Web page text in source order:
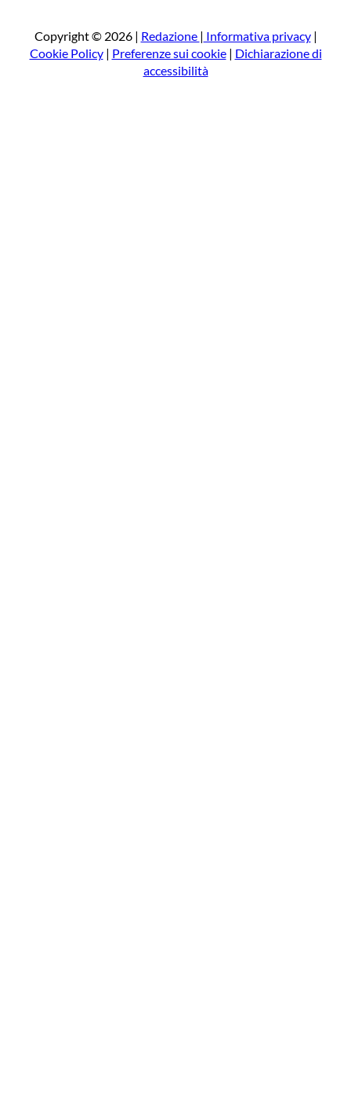
a
Copyright © 2026 | Redazione | Informativa privacy|
Cookie Policy| Preferenze sui cookie| Dichiarazione di
accessibilità